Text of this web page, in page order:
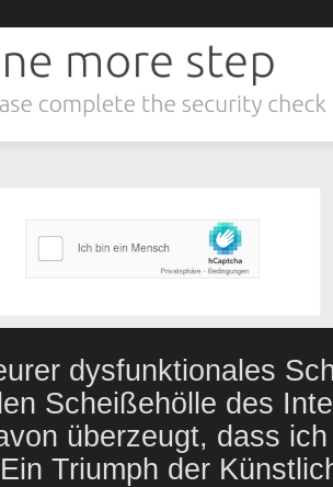
dysfunktionales
Scheißehölle des
überzeugt, dass
Triumph der